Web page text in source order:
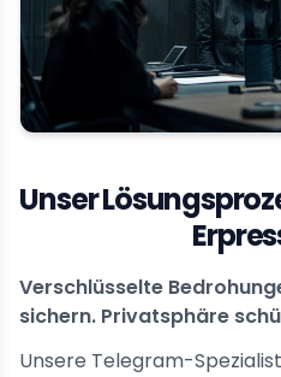
Unser
Verschlüsselte
sichern. Privatsphäre
Unsere Telegram-